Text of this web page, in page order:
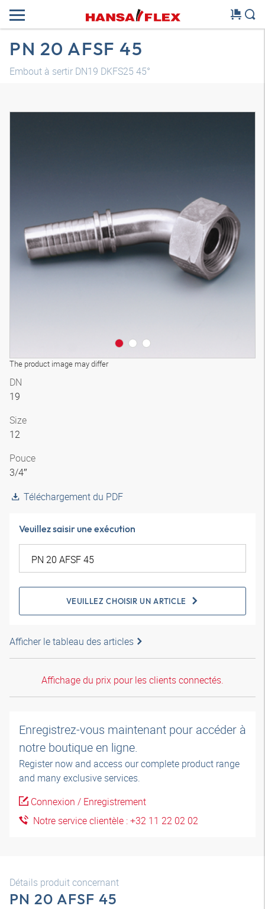
PN 20 AFSF 45
Embout à sertir DN19 DKFS25 45°
The product image may differ
Modèle 3D
DN
19
Size
12
Pouce
3/4″
Téléchargement du PDF
Veuillez saisir une exécution
VEUILLEZ CHOISIR UN ARTICLE
Afficher le tableau des articles
Affichage du prix pour les clients connectés.
Enregistrez-vous maintenant pour accéder à
notre boutique en ligne.
Register now and access our complete product range
and many exclusive services.
Connexion / Enregistrement
Notre service clientèle : +32 11 22 02 02
Détails produit concernant
PN 20 AFSF 45